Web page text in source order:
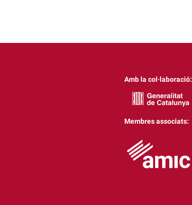
Amb la col·laboració:
Membres associats: